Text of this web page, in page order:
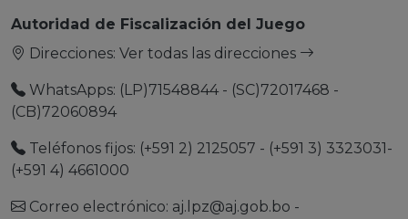
Autoridad de Fiscalización del Juego
Direcciones: Ver todas las direcciones
WhatsApps: (LP)71548844 - (SC)72017468 -
(CB)72060894
Teléfonos fijos: (+591 2) 2125057 - (+591 3) 3323031-
(+591 4) 4661000
Correo electrónico: aj.lpz@aj.gob.bo -